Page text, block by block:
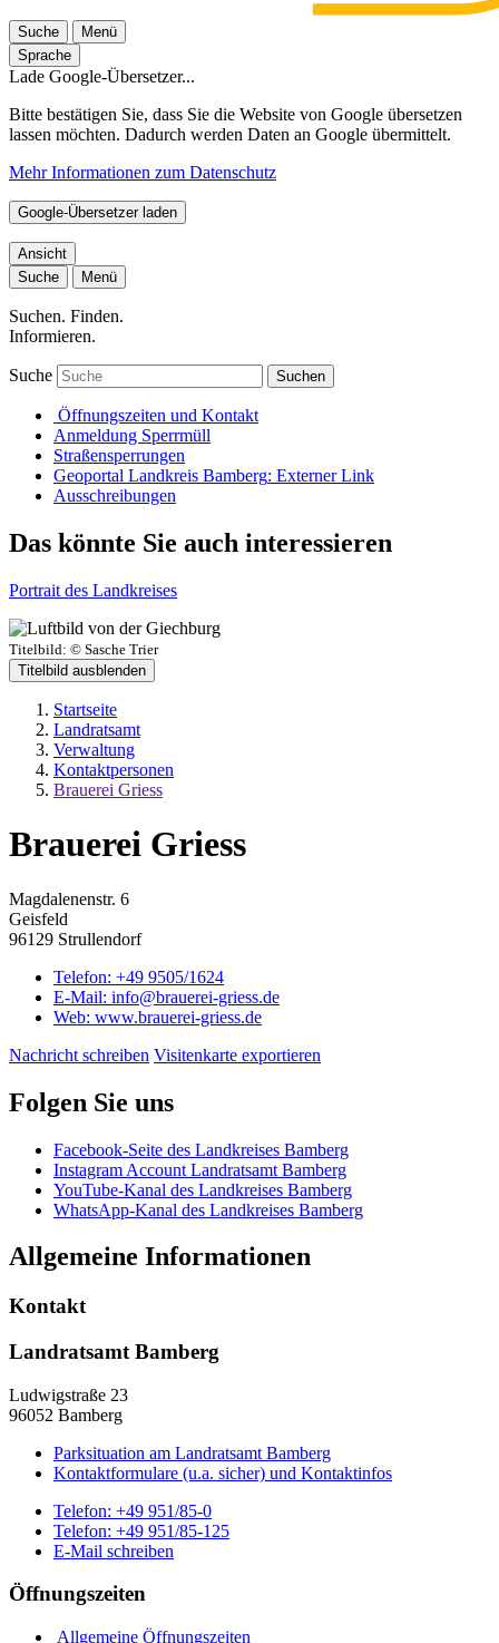
Suche
Menü
Sprache
Lade Google-Übersetzer...
Bitte bestätigen Sie, dass Sie die Website von Google übersetzen
lassen möchten. Dadurch werden Daten an Google übermittelt.
Mehr Informationen zum Datenschutz
Google-Übersetzer laden
Ansicht
Suche
Menü
Suchen. Finden.
Informieren.
Suche Suchen
Öffnungszeiten und Kontakt
Anmeldung Sperrmüll
Straßensperrungen
Geoportal Landkreis Bamberg: Externer Link
Ausschreibungen
Das könnte Sie auch interessieren
Portrait des Landkreises
Titelbild: © Sasche Trier
Titelbild ausblenden
Startseite
Landratsamt
Verwaltung
Kontaktpersonen
Brauerei Griess
Brauerei Griess
Magdalenenstr. 6
Geisfeld
96129 Strullendorf
Telefon: +49 9505/1624
E-Mail: info@brauerei-griess.de
Web: www.brauerei-griess.de
Nachricht schreiben Visitenkarte exportieren
Folgen Sie uns
Facebook-Seite des Landkreises Bamberg
Instagram Account Landratsamt Bamberg
YouTube-Kanal des Landkreises Bamberg
WhatsApp-Kanal des Landkreises Bamberg
Allgemeine Informationen
Kontakt
Landratsamt Bamberg
Ludwigstraße 23
96052 Bamberg
Parksituation am Landratsamt Bamberg
Kontaktformulare (u.a. sicher) und Kontaktinfos
Telefon: +49 951/85-0
Telefon: +49 951/85-125
E-Mail schreiben
Öffnungszeiten
Allgemeine Öffnungszeiten